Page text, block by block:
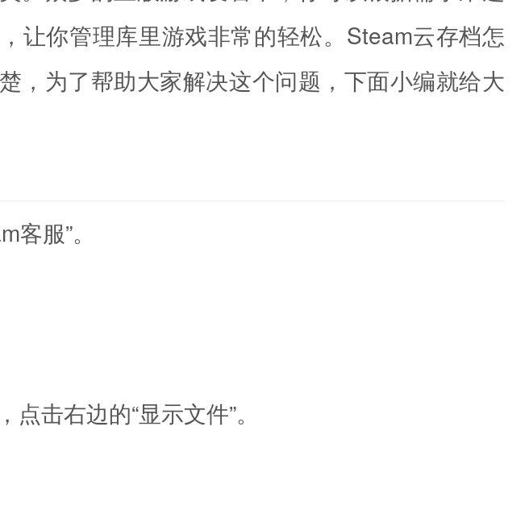
让你管理库里游戏非常的轻松。Steam云存档怎
，为了帮助大家解决这个问题，下面小编就给大
服”。
击右边的“显示文件”。